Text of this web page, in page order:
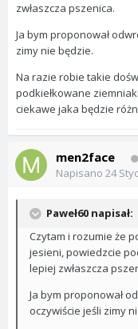
zwłaszcza pszenica.
Ja bym proponował
zimy nie będzie.
Na razie robie takie
podkiełkowane
ciekawe jaka będzie
men2face
Napisano 24
Paweł60 napisał:
Czytam i rozumie że
jesieni, powiedzcie
lepiej zwłaszcza
Ja bym proponował
oczywiście jeśli zimy